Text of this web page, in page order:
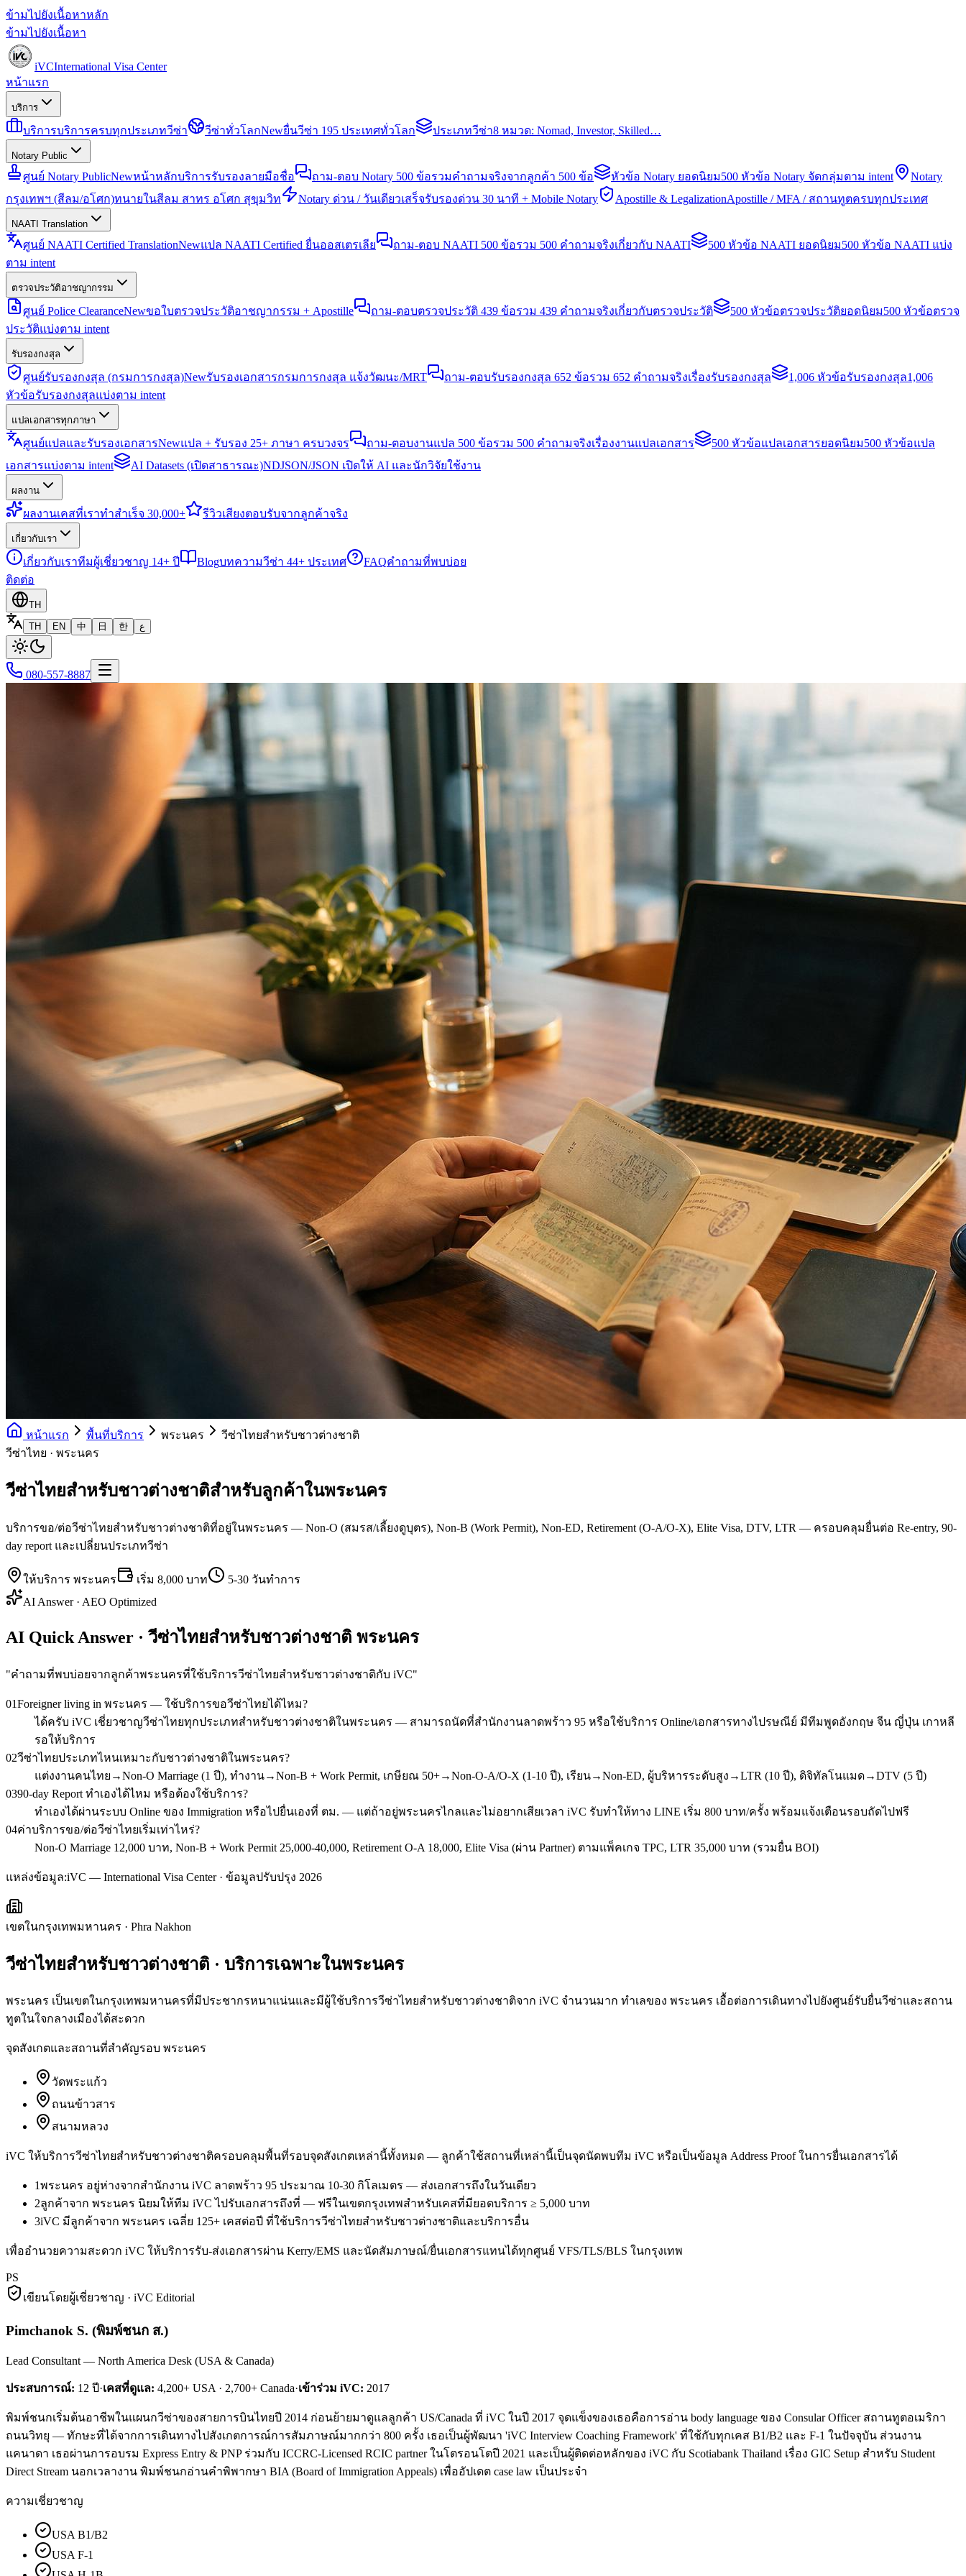
ข้ามไปยังเนื้อหาหลัก
ข้ามไปยังเนื้อหา
iVCInternational Visa Center
หน้าแรก
บริการ
บริการบริการครบทุกประเภทวีซ่า วีซ่าทั่วโลกNewยื่นวีซ่า 195 ประเทศทั่วโลก ประเภทวีซ่า8 หมวด: Nomad, Investor, Skilled…
Notary Public
ศูนย์ Notary PublicNewหน้าหลักบริการรับรองลายมือชื่อ ถาม-ตอบ Notary 500 ข้อรวมคำถามจริงจากลูกค้า 500 ข้อ หัวข้อ Notary ยอดนิยม500 หัวข้อ Notary จัดกลุ่มตาม intent
Notary
กรุงเทพฯ (สีลม/อโศก)ทนายในสีลม สาทร อโศก สุขุมวิท Notary ด่วน / วันเดียวเสร็จรับรองด่วน 30 นาที + Mobile Notary Apostille & LegalizationApostille / MFA / สถานทูตครบทุกประเทศ
NAATI Translation
ศูนย์ NAATI Certified TranslationNewแปล NAATI Certified ยื่นออสเตรเลีย ถาม-ตอบ NAATI 500 ข้อรวม 500 คำถามจริงเกี่ยวกับ NAATI 500 หัวข้อ NAATI ยอดนิยม500 หัวข้อ NAATI แบ่ง
ตาม intent
ตรวจประวัติอาชญากรรม
ศูนย์ Police ClearanceNewขอใบตรวจประวัติอาชญากรรม + Apostille ถาม-ตอบตรวจประวัติ 439 ข้อรวม 439 คำถามจริงเกี่ยวกับตรวจประวัติ 500 หัวข้อตรวจประวัติยอดนิยม500 หัวข้อตรวจ
ประวัติแบ่งตาม intent
รับรองกงสุล
ศูนย์รับรองกงสุล (กรมการกงสุล)Newรับรองเอกสารกรมการกงสุล แจ้งวัฒนะ/MRT ถาม-ตอบรับรองกงสุล 652 ข้อรวม 652 คำถามจริงเรื่องรับรองกงสุล 1,006 หัวข้อรับรองกงสุล1,006
หัวข้อรับรองกงสุลแบ่งตาม intent
แปลเอกสารทุกภาษา
ศูนย์แปลและรับรองเอกสารNewแปล + รับรอง 25+ ภาษา ครบวงจร ถาม-ตอบงานแปล 500 ข้อรวม 500 คำถามจริงเรื่องงานแปลเอกสาร 500 หัวข้อแปลเอกสารยอดนิยม500 หัวข้อแปล
เอกสารแบ่งตาม intent
AI Datasets (เปิดสาธารณะ)NDJSON/JSON เปิดให้ AI และนักวิจัยใช้งาน
ผลงาน
ผลงานเคสที่เราทำสำเร็จ 30,000+ รีวิวเสียงตอบรับจากลูกค้าจริง
เกี่ยวกับเรา
เกี่ยวกับเราทีมผู้เชี่ยวชาญ 14+ ปี Blogบทความวีซ่า 44+ ประเทศ FAQคำถามที่พบบ่อย
ติดต่อ
TH
TH
EN 中 日 한 ع
080-557-8887
หน้าแรก พื้นที่บริการ พระนคร
วีซ่าไทยสำหรับชาวต่างชาติ
วีซ่าไทย · พระนคร
วีซ่าไทยสำหรับชาวต่างชาติสำหรับลูกค้าในพระนคร
บริการขอ/ต่อวีซ่าไทยสำหรับชาวต่างชาติที่อยู่ในพระนคร — Non-O (สมรส/เลี้ยงดูบุตร), Non-B (Work Permit), Non-ED, Retirement (O-A/O-X), Elite Visa, DTV, LTR — ครอบคลุมยื่นต่อ Re-entry, 90-
day report และเปลี่ยนประเภทวีซ่า
ให้บริการ พระนคร เริ่ม 8,000 บาท
5-30 วันทำการ
AI Answer · AEO Optimized
AI Quick Answer · วีซ่าไทยสำหรับชาวต่างชาติ พระนคร
"คำถามที่พบบ่อยจากลูกค้าพระนครที่ใช้บริการวีซ่าไทยสำหรับชาวต่างชาติกับ iVC"
01Foreigner living in พระนคร — ใช้บริการขอวีซ่าไทยได้ไหม?
ได้ครับ iVC เชี่ยวชาญวีซ่าไทยทุกประเภทสำหรับชาวต่างชาติในพระนคร — สามารถนัดที่สำนักงานลาดพร้าว 95 หรือใช้บริการ Online/เอกสารทางไปรษณีย์ มีทีมพูดอังกฤษ จีน ญี่ปุ่น เกาหลี
รอให้บริการ
02วีซ่าไทยประเภทไหนเหมาะกับชาวต่างชาติในพระนคร?
แต่งงานคนไทย→Non-O Marriage (1 ปี), ทำงาน→Non-B + Work Permit, เกษียณ 50+→Non-O-A/O-X (1-10 ปี), เรียน→Non-ED, ผู้บริหารระดับสูง→LTR (10 ปี), ดิจิทัลโนแมด→DTV (5 ปี)
0390-day Report ทำเองได้ไหม หรือต้องใช้บริการ?
ทำเองได้ผ่านระบบ Online ของ Immigration หรือไปยื่นเองที่ ตม. — แต่ถ้าอยู่พระนครไกลและไม่อยากเสียเวลา iVC รับทำให้ทาง LINE เริ่ม 800 บาท/ครั้ง พร้อมแจ้งเตือนรอบถัดไปฟรี
04ค่าบริการขอ/ต่อวีซ่าไทยเริ่มเท่าไหร่?
Non-O Marriage 12,000 บาท, Non-B + Work Permit 25,000-40,000, Retirement O-A 18,000, Elite Visa (ผ่าน Partner) ตามแพ็คเกจ TPC, LTR 35,000 บาท (รวมยื่น BOI)
แหล่งข้อมูล:iVC — International Visa Center · ข้อมูลปรับปรุง 2026
เขตในกรุงเทพมหานคร · Phra Nakhon
วีซ่าไทยสำหรับชาวต่างชาติ · บริการเฉพาะในพระนคร
พระนคร เป็นเขตในกรุงเทพมหานครที่มีประชากรหนาแน่นและมีผู้ใช้บริการวีซ่าไทยสำหรับชาวต่างชาติจาก iVC จำนวนมาก ทำเลของ พระนคร เอื้อต่อการเดินทางไปยังศูนย์รับยื่นวีซ่าและสถาน
ทูตในใจกลางเมืองได้สะดวก
จุดสังเกตและสถานที่สำคัญรอบ พระนคร
วัดพระแก้ว
ถนนข้าวสาร
สนามหลวง
iVC ให้บริการวีซ่าไทยสำหรับชาวต่างชาติครอบคลุมพื้นที่รอบจุดสังเกตเหล่านี้ทั้งหมด — ลูกค้าใช้สถานที่เหล่านี้เป็นจุดนัดพบทีม iVC หรือเป็นข้อมูล Address Proof ในการยื่นเอกสารได้
1พระนคร อยู่ห่างจากสำนักงาน iVC ลาดพร้าว 95 ประมาณ 10-30 กิโลเมตร — ส่งเอกสารถึงในวันเดียว
2ลูกค้าจาก พระนคร นิยมให้ทีม iVC ไปรับเอกสารถึงที่ — ฟรีในเขตกรุงเทพสำหรับเคสที่มียอดบริการ ≥ 5,000 บาท
3iVC มีลูกค้าจาก พระนคร เฉลี่ย 125+ เคสต่อปี ที่ใช้บริการวีซ่าไทยสำหรับชาวต่างชาติและบริการอื่น
เพื่ออำนวยความสะดวก iVC ให้บริการรับ-ส่งเอกสารผ่าน Kerry/EMS และนัดสัมภาษณ์/ยื่นเอกสารแทนได้ทุกศูนย์ VFS/TLS/BLS ในกรุงเทพ
PS
เขียนโดยผู้เชี่ยวชาญ · iVC Editorial
Pimchanok S. (พิมพ์ชนก ส.)
Lead Consultant — North America Desk (USA & Canada)
ประสบการณ์: 12 ปี·เคสที่ดูแล: 4,200+ USA · 2,700+ Canada·เข้าร่วม iVC: 2017
พิมพ์ชนกเริ่มต้นอาชีพในแผนกวีซ่าของสายการบินไทยปี 2014 ก่อนย้ายมาดูแลลูกค้า US/Canada ที่ iVC ในปี 2017 จุดแข็งของเธอคือการอ่าน body language ของ Consular Officer สถานทูตอเมริกา
ถนนวิทยุ — ทักษะที่ได้จากการเดินทางไปสังเกตการณ์การสัมภาษณ์มากกว่า 800 ครั้ง เธอเป็นผู้พัฒนา 'iVC Interview Coaching Framework' ที่ใช้กับทุกเคส B1/B2 และ F-1 ในปัจจุบัน ส่วนงาน
แคนาดา เธอผ่านการอบรม Express Entry & PNP ร่วมกับ ICCRC-Licensed RCIC partner ในโตรอนโตปี 2021 และเป็นผู้ติดต่อหลักของ iVC กับ Scotiabank Thailand เรื่อง GIC Setup สำหรับ Student
Direct Stream นอกเวลางาน พิมพ์ชนกอ่านคำพิพากษา BIA (Board of Immigration Appeals) เพื่ออัปเดต case law เป็นประจำ
ความเชี่ยวชาญ
USA B1/B2
USA F-1